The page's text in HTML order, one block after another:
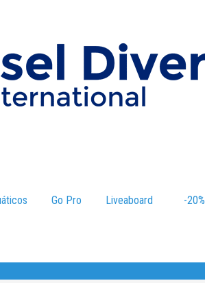
Go Pro Liveaboard -20%